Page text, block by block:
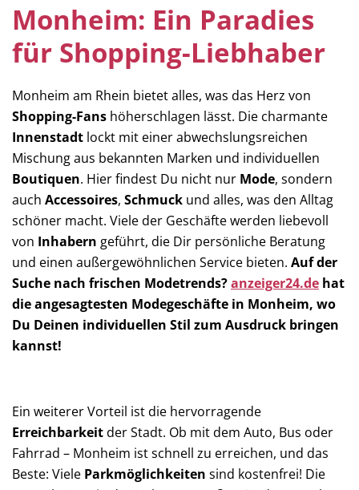
Monheim: Ein Paradies
für Shopping-Liebhaber
Monheim am Rhein bietet alles, was das Herz von
Shopping-Fans höherschlagen lässt. Die charmante
Innenstadt lockt mit einer abwechslungsreichen
Mischung aus bekannten Marken und individuellen
Boutiquen. Hier findest Du nicht nur Mode, sondern
auch Accessoires, Schmuck und alles, was den Alltag
schöner macht. Viele der Geschäfte werden liebevoll
von Inhabern geführt, die Dir persönliche Beratung
und einen außergewöhnlichen Service bieten. Auf der
Suche nach frischen Modetrends?anzeiger24.de hat
die angesagtesten Modegeschäfte in Monheim, wo
Du Deinen individuellen Stil zum Ausdruck bringen
kannst!
Ein weiterer Vorteil ist die hervorragende
Erreichbarkeitder Stadt. Ob mit dem Auto, Bus oder
Fahrrad – Monheim ist schnell zu erreichen, und das
Beste: Viele Parkmöglichkeiten sind kostenfrei! Die